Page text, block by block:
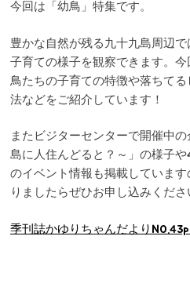
今回は「幼鳥」特集です。
豊かな自然が残る九十九島周辺
子育ての様子を観察できます。
鳥たちの子育ての特徴や落ちて
法などをご紹介しています！
またビジターセンターで開催中
島に人住んどると？～」の様子
のイベント情報も掲載していま
りましたらぜひお申し込みくださ
季刊誌かゆりちゃんだより